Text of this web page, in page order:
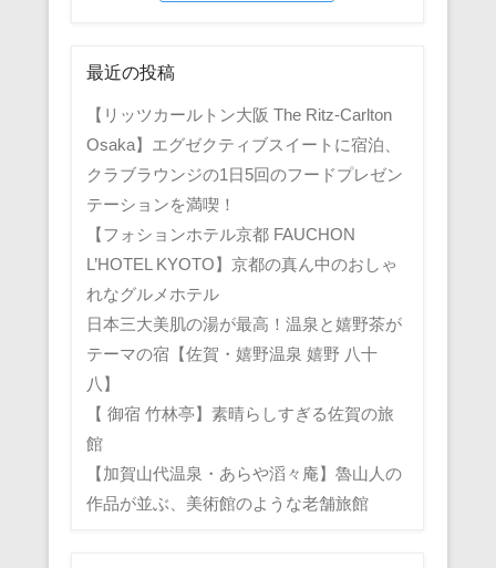
最近の投稿
【リッツカールトン大阪 The Ritz-Carlton
Osaka】エグゼクティブスイートに宿泊、
クラブラウンジの1日5回のフードプレゼン
テーションを満喫！
【フォションホテル京都 FAUCHON
L’HOTEL KYOTO】京都の真ん中のおしゃ
れなグルメホテル
日本三大美肌の湯が最高！温泉と嬉野茶が
テーマの宿【佐賀・嬉野温泉 嬉野 八十
八】
【 御宿 竹林亭】素晴らしすぎる佐賀の旅
館
【加賀山代温泉・あらや滔々庵】魯山人の
作品が並ぶ、美術館のような老舗旅館